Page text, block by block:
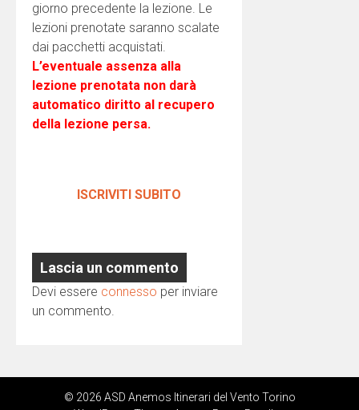
giorno precedente la lezione. Le
lezioni prenotate saranno scalate
dai pacchetti acquistati.
L’eventuale assenza alla
lezione prenotata non darà
automatico diritto al recupero
della lezione persa.
ISCRIVITI SUBITO
Lascia un commento
Devi essere connesso per inviare
un commento.
© 2026 ASD Anemos Itinerari del Vento Torino